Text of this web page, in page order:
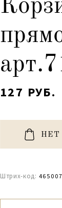
127 РУБ.
Штрих-код: